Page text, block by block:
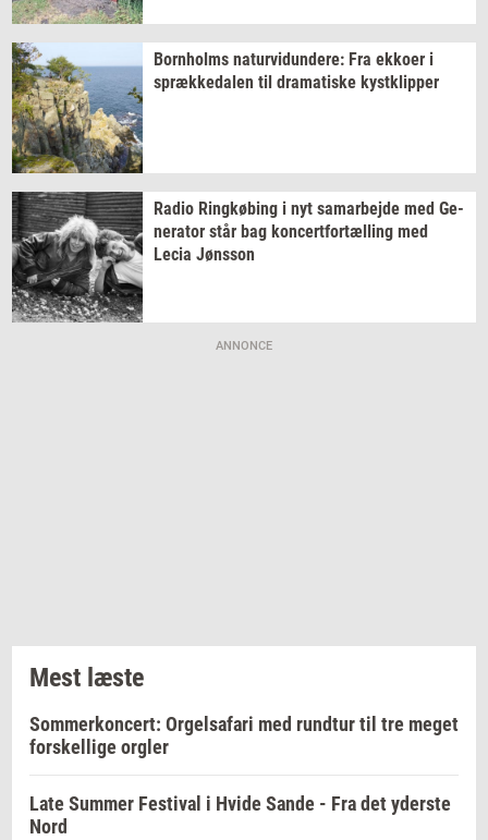
Born­holms na­tur­vi­dun­de­re: Fra ek­ko­er i
spræk­ke­da­len til dra­ma­ti­ske kyst­klip­per
Radio Ring­kø­bing i nyt sam­ar­bej­de med Ge­
ne­ra­tor står bag kon­cert­for­tæl­ling med
Lecia Jøns­son
ANNONCE
Mest læste
Sommerkoncert: Orgelsafari med rundtur til tre meget
forskellige orgler
Late Summer Festival i Hvide Sande - Fra det yderste
Nord